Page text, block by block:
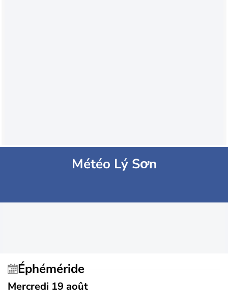
Météo Lý Sơn
Éphéméride
Mercredi 19 août